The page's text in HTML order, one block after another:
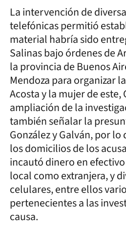
La intervención de
telefónicas permitió
material habría sido
Salinas bajo órdenes de
la provincia de Buenos
Mendoza para organizar
Acosta y la mujer de este,
ampliación de la
también señalar la
González y Galván, por
los domicilios de los
incautó dinero en
local como extranjera, y
celulares, entre ellos
pertenecientes a las
causa.